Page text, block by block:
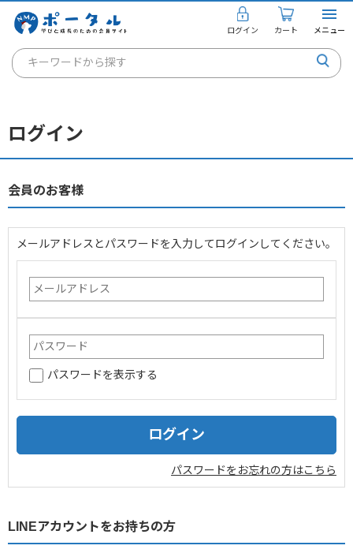
ログイン カート メニュー
キーワードから探す
通信講座
講座を探す
個人のお客様
法人のお客様
企業情報
採用情報
ログイン
会員のお客様
メールアドレスとパスワードを入力してログインしてください。
パスワードを表示する
パスワードをお忘れの方はこちら
LINEアカウントをお持ちの方